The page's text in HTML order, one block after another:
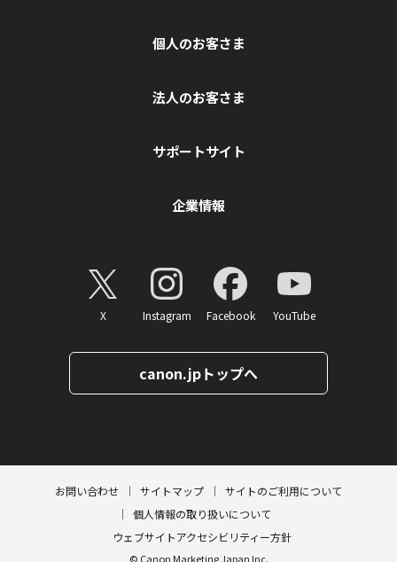
個人のお客さま
法人のお客さま
サポートサイト
企業情報
X Instagram Facebook YouTube
canon.jpトップへ
お問い合わせ サイトマップ
サイトのご利用について
個人情報の取り扱いについて
ウェブサイトアクセシビリティー方針
© Canon Marketing Japan Inc.